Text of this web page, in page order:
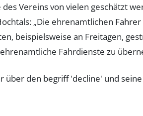
des Vereins von vielen geschätzt
„Die ehrenamtlichen
beispielsweise an Freitagen,
Fahrdienste zu